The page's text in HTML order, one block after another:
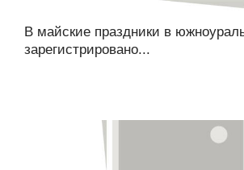
В майские праздники в
зарегистрировано...